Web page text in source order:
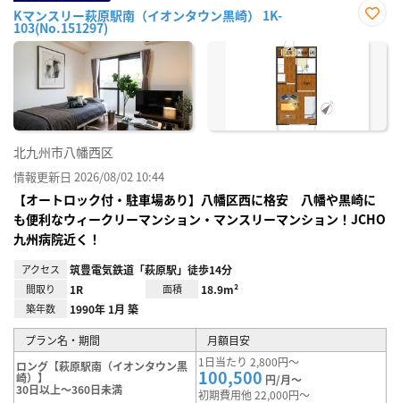
Kマンスリー萩原駅南（イオンタウン黒崎） 1K-
103(No.151297)
に入
北九州市八幡西区
情報更新日 2026/08/02 10:44
【オートロック付・駐車場あり】八幡区西に格安 八幡や黒崎に
も便利なウィークリーマンション・マンスリーマンション！JCHO
九州病院近く！
アクセス 筑豊電気鉄道「萩原駅」徒歩14分
間取り 1R 面積 18.9m²
築年数 1990年 1月 築
プラン名・期間
月額目安
ロング【萩原駅南（イオンタウン黒
崎）】
30日以上～360日未満
1日当たり 2,800円～
100,500 円/月～
初期費用他 22,000円～